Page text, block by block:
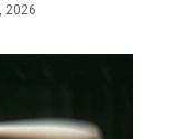
2026